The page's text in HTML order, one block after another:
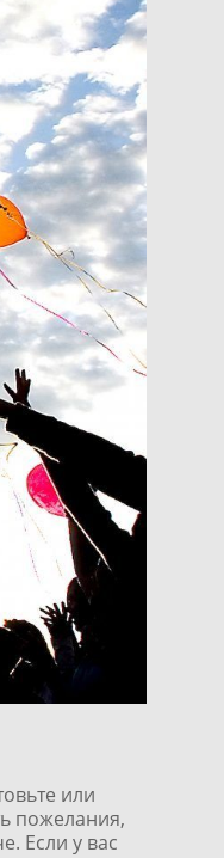
или
пожелания,
Если у вас